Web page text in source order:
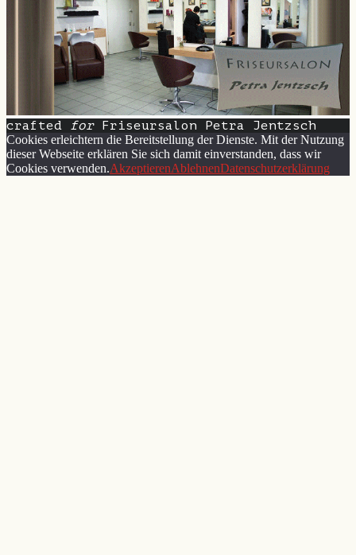
crafted forFriseursalon Petra Jentzsch
Cookies erleichtern die Bereitstellung der Dienste. Mit der Nutzung
dieser Webseite erklären Sie sich damit einverstanden, dass wir
Cookies verwenden.AkzeptierenAblehnenDatenschutzerklärung